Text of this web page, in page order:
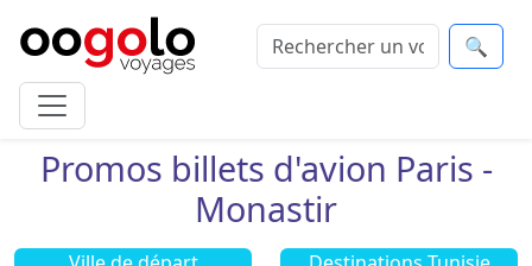
🔍
Promos billets d'avion Paris -
Monastir